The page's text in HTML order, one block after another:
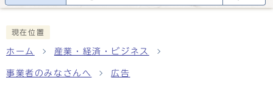
現在位置
ホーム 産業・経済・ビジネス
事業者のみなさんへ 広告